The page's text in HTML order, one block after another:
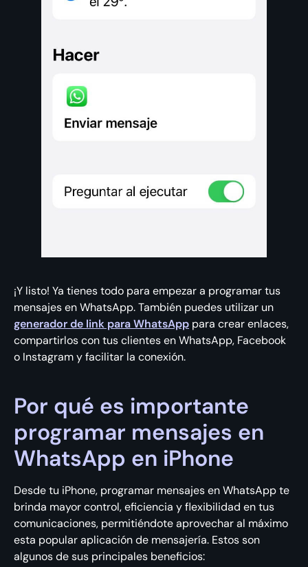
¡Y listo! Ya tienes todo para empezar a programar tus
mensajes en WhatsApp. También puedes utilizar un
generador de link para WhatsApp para crear enlaces,
compartirlos con tus clientes en WhatsApp, Facebook
o Instagram y facilitar la conexión.
Por qué es importante
programar mensajes en
WhatsApp en iPhone
Desde tu iPhone, programar mensajes en WhatsApp te
brinda mayor control, eficiencia y flexibilidad en tus
comunicaciones, permitiéndote aprovechar al máximo
esta popular aplicación de mensajería. Estos son
algunos de sus principales beneficios: